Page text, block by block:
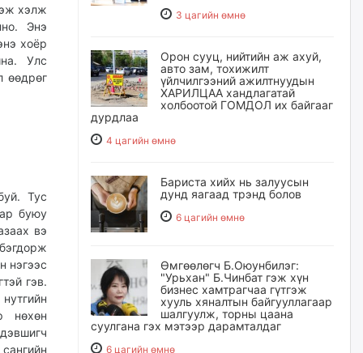
хэлж
Энэ
хоёр
Улс
өөдрөг
Тус
буюу
вэ
нэгээс
гэв.
нөхөн
3 цагийн өмнө
Орон сууц, нийтийн аж ахуй,
авто зам, тохижилт
үйлчилгээний ажилтнуудын
ХАРИЛЦАА хандлагатай
холбоотой ГОМДОЛ их байгааг
дурдлаа
4 цагийн өмнө
Бариста хийх нь залуусын
дунд яагаад трэнд болов
6 цагийн өмнө
Өмгөөлөгч Б.Оюунбилэг:
"Урьхан" Б.Чинбат гэж хүн
бизнес хамтрагчаа гүтгэж
хууль хяналтын байгууллагаар
шалгуулж, торны цаана
суулгана гэх мэтээр дарамталдаг
6 цагийн өмнө